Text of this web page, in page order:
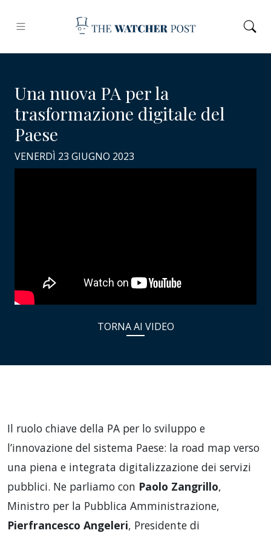
Una nuova PA per la
trasformazione digitale del
Paese
VENERDÌ 23 GIUGNO 2023
TORNA AI VIDEO
Il ruolo chiave della PA per lo sviluppo e
l’innovazione del sistema Paese: la road map verso
una piena e integrata digitalizzazione dei servizi
pubblici. Ne parliamo con Paolo Zangrillo,
Ministro per la Pubblica Amministrazione,
Pierfrancesco Angeleri, Presidente di